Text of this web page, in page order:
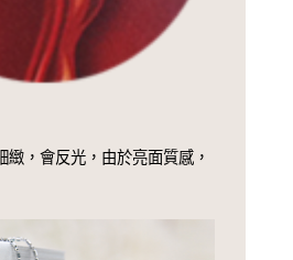
緻，會反光，由於亮面質感，